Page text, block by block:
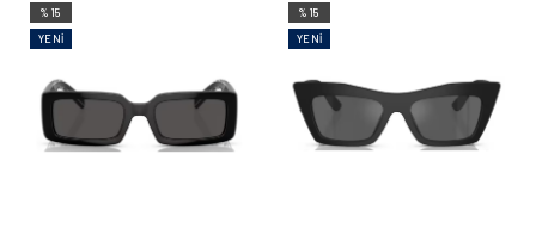
%15
YENI
%15
YENI